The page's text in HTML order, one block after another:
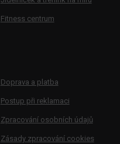
Fitness centrum
Doprava a platba
Postup při reklamaci
Zpracování osobních údajů
Zásady zpracování cookies